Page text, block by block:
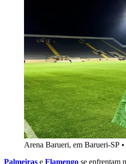
Arena Barueri, em Barueri-SP •
Palmeiras e Flamengo se enfrentam